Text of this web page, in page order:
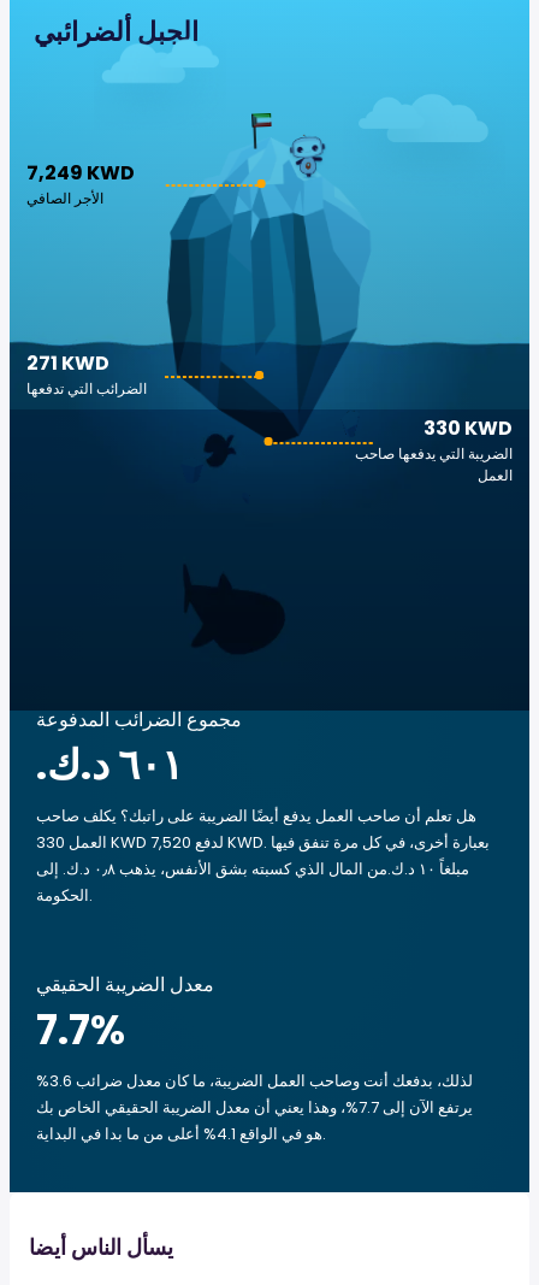
الجبل ألضرائبي
7,249 KWD
الأجر الصافي
330 KWD
الضريبة التي يدفعها صاحب
العمل
271 KWD
الضرائب التي تدفعها
مجموع الضرائب المدفوعة
هل تعلم أن صاحب العمل يدفع أيضًا الضريبة على راتبك؟ يكلف صاحب
العمل 330 KWD لدفع 7,520 KWD. بعبارة أخرى، في كل مرة تنفق فيها
مبلغاً ‏١٠ د.ك.‏من المال الذي كسبته بشق الأنفس، يذهب ‏٠٫٨ د.ك.‏ إلى
الحكومة.
معدل الضريبة الحقيقي
7.7%
لذلك، بدفعك أنت وصاحب العمل الضريبة، ما كان معدل ضرائب 3.6%
يرتفع الآن إلى 7.7%، وهذا يعني أن معدل الضريبة الحقيقي الخاص بك
هو في الواقع 4.1% أعلى من ما بدا في البداية.
يسأل الناس أيضا